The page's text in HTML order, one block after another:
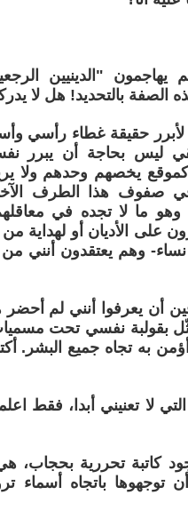
"الدينيين
بالتحديد! هل لا
حقيقة غطاء رأسي
ليس بحاجة أن يبرر
كموقع يخصهم وحدهم ولا
صفوف هذا الطرف
ما لا تجده في معاقلهم
على الأديان أو
وهم يعتقدون أنني
أن يعرفوا أنني لم
بقولبة نفسي تحت
به تجاه جميع البشر.
لا تعنيني أبدا، فقط
تحررية بحجاب، هي
توجهوها باتجاه أسماء